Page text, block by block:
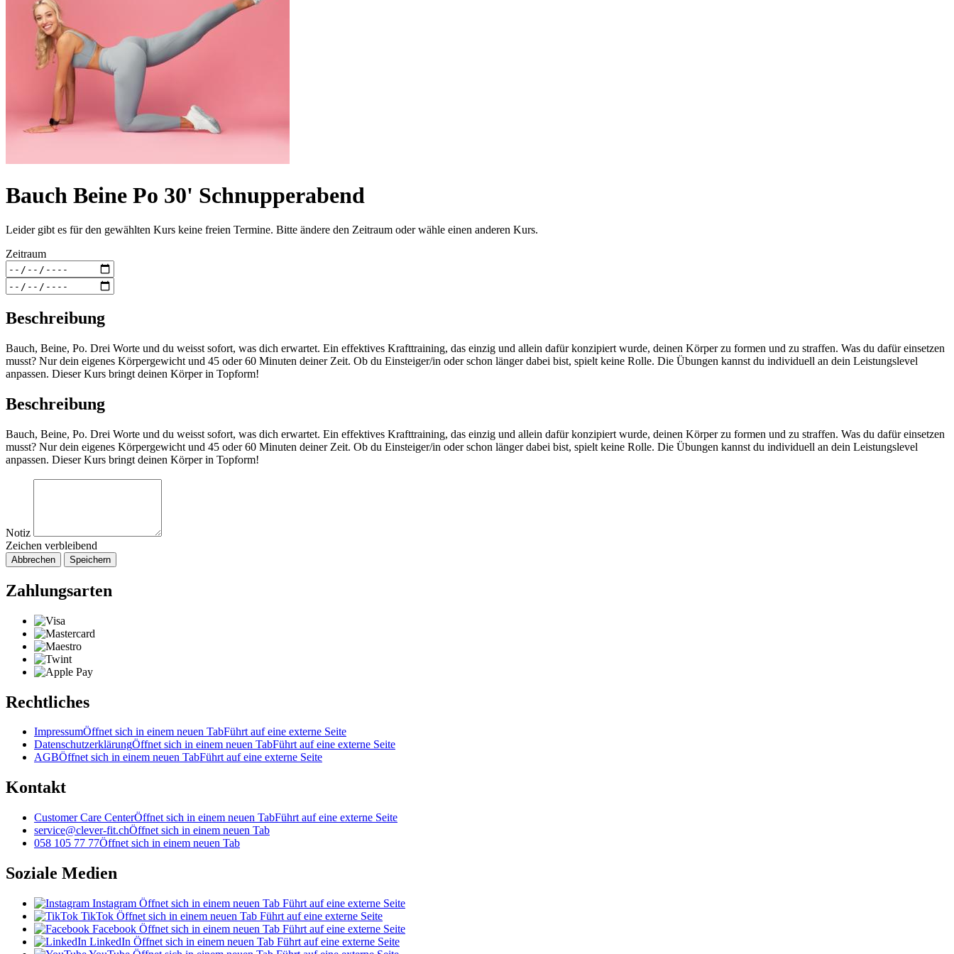
Bauch Beine Po 30' Schnupperabend
Leider gibt es für den gewählten Kurs keine freien Termine. Bitte ändere den Zeitraum oder wähle einen anderen Kurs.
Zeitraum
Beschreibung
Bauch, Beine, Po. Drei Worte und du weisst sofort, was dich erwartet. Ein effektives Krafttraining, das einzig und allein dafür konzipiert wurde, deinen Körper zu formen und zu straffen. Was du dafür einsetzen
musst? Nur dein eigenes Körpergewicht und 45 oder 60 Minuten deiner Zeit. Ob du Einsteiger/in oder schon länger dabei bist, spielt keine Rolle. Die Übungen kannst du individuell an dein Leistungslevel
anpassen. Dieser Kurs bringt deinen Körper in Topform!
Beschreibung
Bauch, Beine, Po. Drei Worte und du weisst sofort, was dich erwartet. Ein effektives Krafttraining, das einzig und allein dafür konzipiert wurde, deinen Körper zu formen und zu straffen. Was du dafür einsetzen
musst? Nur dein eigenes Körpergewicht und 45 oder 60 Minuten deiner Zeit. Ob du Einsteiger/in oder schon länger dabei bist, spielt keine Rolle. Die Übungen kannst du individuell an dein Leistungslevel
anpassen. Dieser Kurs bringt deinen Körper in Topform!
Notiz
Zeichen verbleibend
Abbrechen Speichern
Zahlungsarten
Rechtliches
ImpressumÖffnet sich in einem neuen TabFührt auf eine externe Seite
DatenschutzerklärungÖffnet sich in einem neuen TabFührt auf eine externe Seite
AGBÖffnet sich in einem neuen TabFührt auf eine externe Seite
Kontakt
Customer Care CenterÖffnet sich in einem neuen TabFührt auf eine externe Seite
service@clever-fit.chÖffnet sich in einem neuen Tab
058 105 77 77Öffnet sich in einem neuen Tab
Soziale Medien
Instagram Öffnet sich in einem neuen Tab Führt auf eine externe Seite
TikTok Öffnet sich in einem neuen Tab Führt auf eine externe Seite
Facebook Öffnet sich in einem neuen Tab Führt auf eine externe Seite
LinkedIn Öffnet sich in einem neuen Tab Führt auf eine externe Seite